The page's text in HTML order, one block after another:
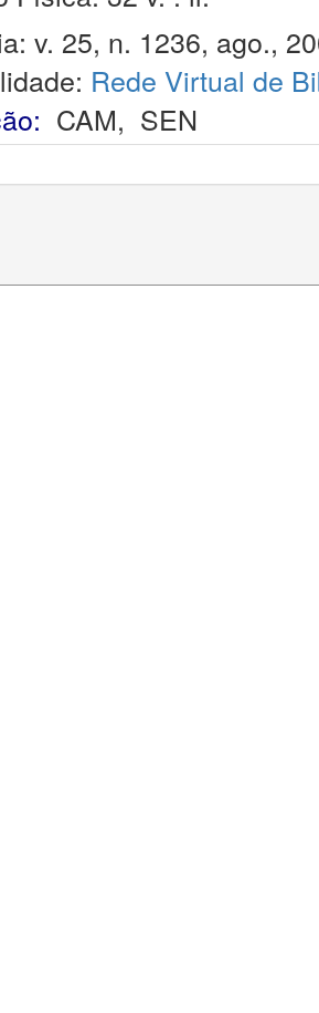
v. 25, n. 1236, ago.,
Rede Virtual de
CAM, SEN